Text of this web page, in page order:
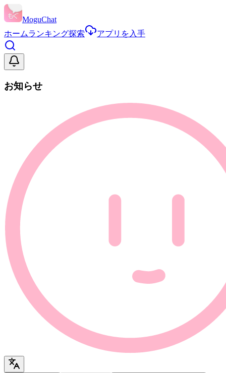
MoguChat
ホームランキング探索 アプリを入手
お知らせ